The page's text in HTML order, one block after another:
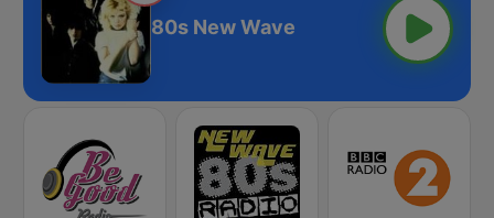
80s New Wave